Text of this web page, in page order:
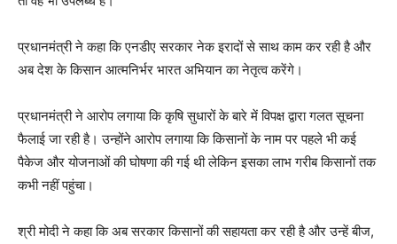
प्रधानमंत्री ने कहा कि एनडीए सरकार नेक इरादों से साथ काम कर रही है और
अब देश के किसान आत्‍मनिर्भर भारत अभियान का नेतृत्व करेंगे।
प्रधानमंत्री ने आरोप लगाया कि कृषि सुधारों के बारे में विपक्ष द्वारा गलत सूचना
फैलाई जा रही है। उन्होंने आरोप लगाया कि किसानों के नाम पर पहले भी कई
पैकेज और योजनाओं की घोषणा की गई थी लेकिन इसका लाभ गरीब किसानों तक
कभी नहीं पहुंचा।
श्री मोदी ने कहा कि अब सरकार किसानों की सहायता कर रही है और उन्हें बीज,